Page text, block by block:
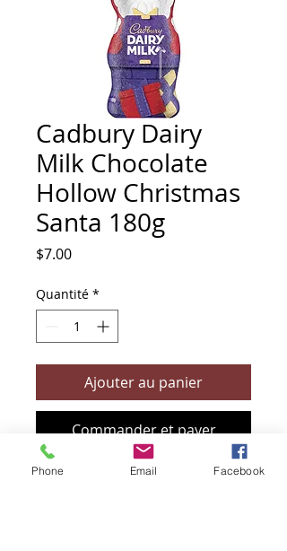
Cadbury Dairy
Milk Chocolate
Hollow Christmas
Santa 180g
$7.00Prix
Quantité *
Ajouter au panier
Commander et payer
Phone Email Facebook